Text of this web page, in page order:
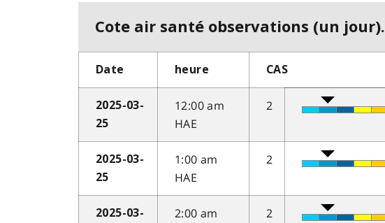
Cote air santé observations (un jour).
Date heure CAS
2025-03-
25
12:00 am
HAE
2
2025-03-
25
1:00 am
HAE
2
2025-03-
2:00 am
2